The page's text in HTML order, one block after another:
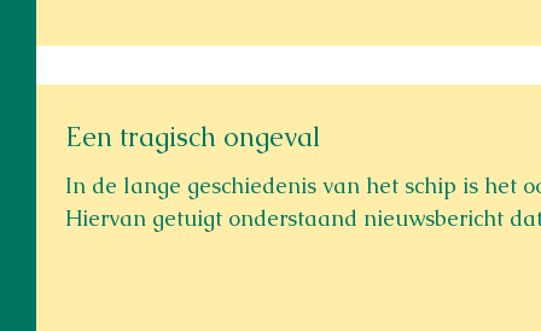
Een tragisch ongeval
In de lange geschiedenis van het schip is het
Hiervan getuigt onderstaand nieuwsbericht